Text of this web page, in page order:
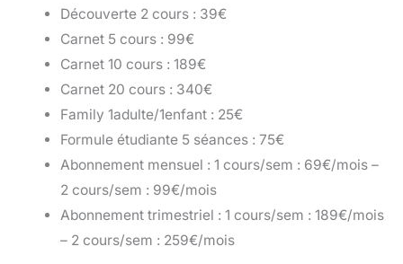
Découverte 2 cours : 39€
Carnet 5 cours : 99€
Carnet 10 cours : 189€
Carnet 20 cours : 340€
Family 1adulte/1enfant : 25€
Formule étudiante 5 séances : 75€
Abonnement mensuel : 1 cours/sem : 69€/mois –
2 cours/sem : 99€/mois
Abonnement trimestriel : 1 cours/sem : 189€/mois
– 2 cours/sem : 259€/mois